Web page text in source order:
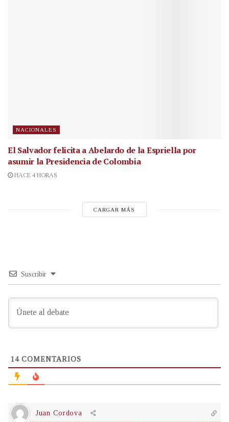
NACIONALES
El Salvador felicita a Abelardo de la Espriella por
asumir la Presidencia de Colombia
HACE 4 HORAS
CARGAR MÁS
Suscribir
14COMENTARIOS
Juan Cordova